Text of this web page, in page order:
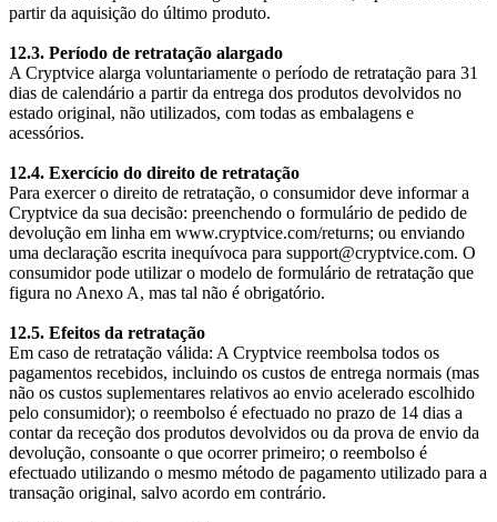
partir da aquisição do último produto.
12.3. Período de retratação alargado
A Cryptvice alarga voluntariamente o período de retratação para 31
dias de calendário a partir da entrega dos produtos devolvidos no
estado original, não utilizados, com todas as embalagens e
acessórios.
12.4. Exercício do direito de retratação
Para exercer o direito de retratação, o consumidor deve informar a
Cryptvice da sua decisão: preenchendo o formulário de pedido de
devolução em linha em www.cryptvice.com/returns; ou enviando
uma declaração escrita inequívoca para support@cryptvice.com. O
consumidor pode utilizar o modelo de formulário de retratação que
figura no Anexo A, mas tal não é obrigatório.
12.5. Efeitos da retratação
Em caso de retratação válida: A Cryptvice reembolsa todos os
pagamentos recebidos, incluindo os custos de entrega normais (mas
não os custos suplementares relativos ao envio acelerado escolhido
pelo consumidor); o reembolso é efectuado no prazo de 14 dias a
contar da receção dos produtos devolvidos ou da prova de envio da
devolução, consoante o que ocorrer primeiro; o reembolso é
efectuado utilizando o mesmo método de pagamento utilizado para a
transação original, salvo acordo em contrário.